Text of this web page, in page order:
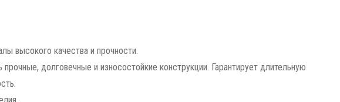
высокого качества и прочности.
долговечные и износостойкие конструкции. Гарантирует длительную